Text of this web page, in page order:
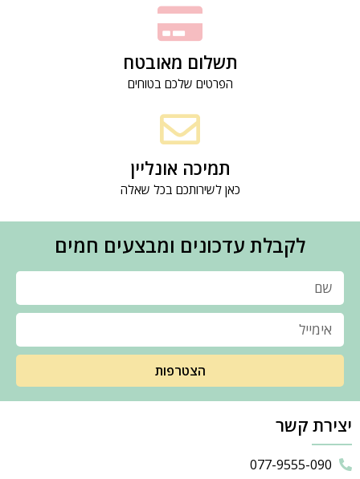
תשלום מאובטח
הפרטים שלכם בטוחים
תמיכה אונליין
כאן לשירותכם בכל שאלה
לקבלת עדכונים ומבצעים חמים
הצטרפות
יצירת קשר
077-9555-090